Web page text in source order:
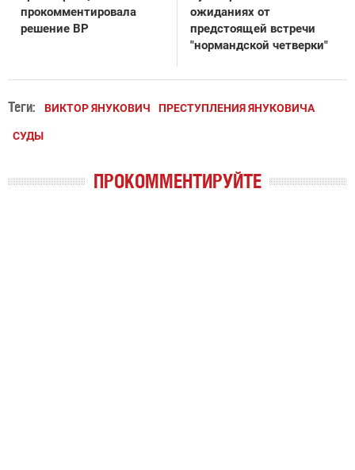
прокомментировала
решение ВР
ожиданиях от
предстоящей встречи
"нормандской четверки"
Теги: ВИКТОР ЯНУКОВИЧ ПРЕСТУПЛЕНИЯ ЯНУКОВИЧА
СУДЫ
ПРОКОММЕНТИРУЙТЕ